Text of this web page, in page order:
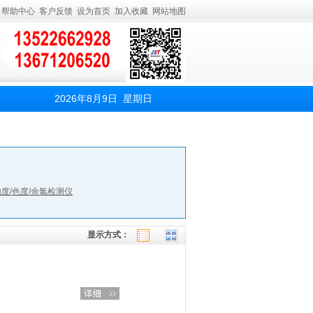
帮助中心 客户反馈 设为首页 加入收藏 网站地图
2026年8月9日 星期日
/色度/余氯检测仪
显示方式：